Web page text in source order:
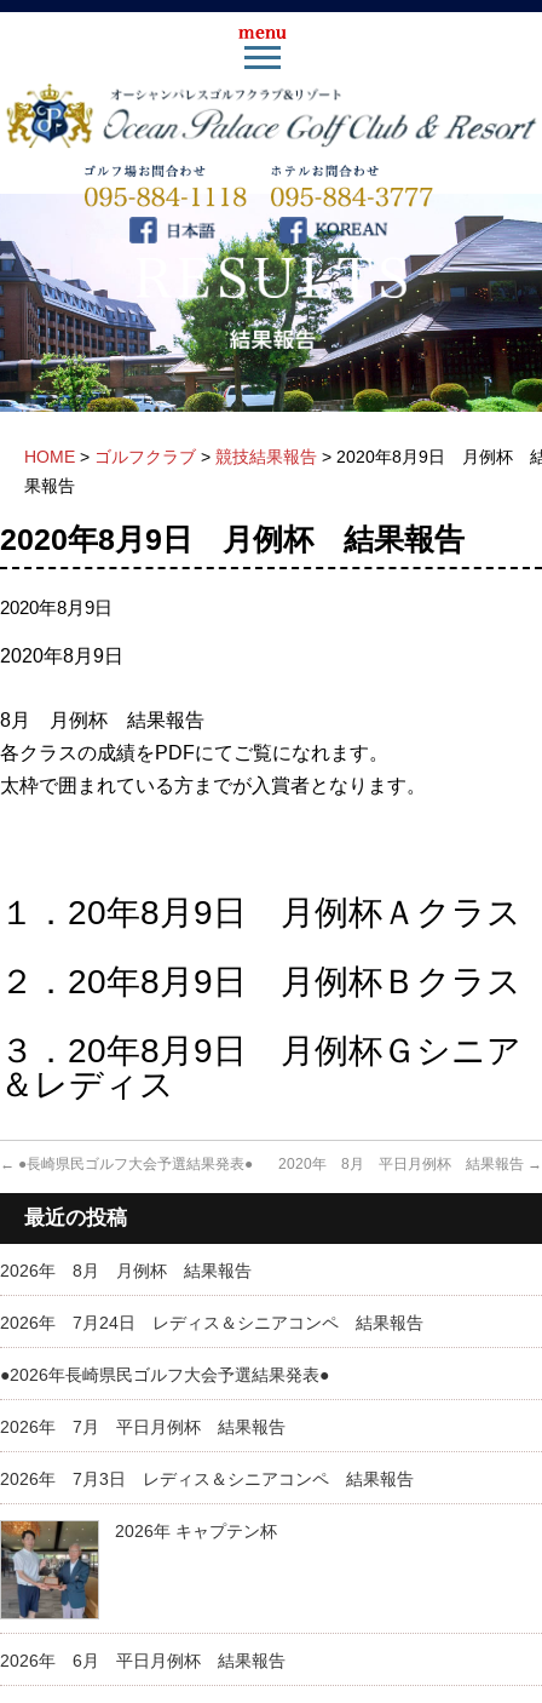
HOME > ゴルフクラブ > 競技結果報告 > 2020年8月9日 月例杯
果報告
2020年8月9日 月例杯 結果報告
2020年8月9日
2020年8月9日
8月 月例杯 結果報告
各クラスの成績をPDFにてご覧になれます。
太枠で囲まれている方までが入賞者となります。
１．20年8月9日 月例杯Ａクラス
２．20年8月9日 月例杯Ｂクラス
３．20年8月9日 月例杯Ｇシニア
＆レディス
← ●長崎県民ゴルフ大会予選結果発表● 2020年 8月 平日月例杯 結果報告 →
最近の投稿
2026年 8月 月例杯 結果報告
2026年 7月24日 レディス＆シニアコンペ 結果報告
●2026年長崎県民ゴルフ大会予選結果発表●
2026年 7月 平日月例杯 結果報告
2026年 7月3日 レディス＆シニアコンペ 結果報告
2026年 キャプテン杯
2026年 6月 平日月例杯 結果報告